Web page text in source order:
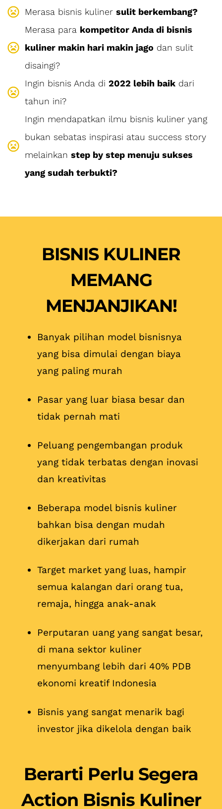
Merasa bisnis kuliner sulit berkembang?
Merasa para kompetitor Anda di bisnis
kuliner makin hari makin jago dan sulit
disaingi?
Ingin bisnis Anda di 2022 lebih baik dari
tahun ini?
Ingin mendapatkan ilmu bisnis kuliner yang
bukan sebatas inspirasi atau success story
melainkan step by step menuju sukses
yang sudah terbukti?
BISNIS KULINER
MEMANG
MENJANJIKAN!
Banyak pilihan model bisnisnya
yang bisa dimulai dengan biaya
yang paling murah
Pasar yang luar biasa besar dan
tidak pernah mati
Peluang pengembangan produk
yang tidak terbatas dengan inovasi
dan kreativitas
Beberapa model bisnis kuliner
bahkan bisa dengan mudah
dikerjakan dari rumah
Target market yang luas, hampir
semua kalangan dari orang tua,
remaja, hingga anak-anak
Perputaran uang yang sangat besar,
di mana sektor kuliner
menyumbang lebih dari 40% PDB
ekonomi kreatif Indonesia
Bisnis yang sangat menarik bagi
investor jika dikelola dengan baik
Berarti Perlu Segera
Action Bisnis Kuliner